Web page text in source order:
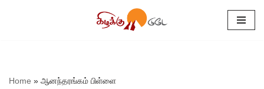
Home » ஆனந்தரங்கம் பிள்ளை